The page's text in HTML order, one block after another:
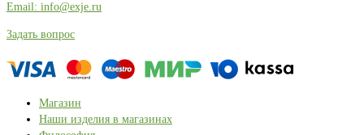
Email: info@exje.ru
Задать вопрос
Магазин
Наши изделия в магазинах